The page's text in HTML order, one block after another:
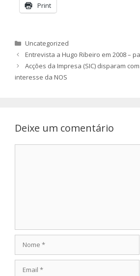
Print
Categorias
Uncategorized
Entrevista a Hugo Ribeiro em 2008 –
Acções da Impresa (SIC) disparam
interesse da NOS
Deixe um comentário